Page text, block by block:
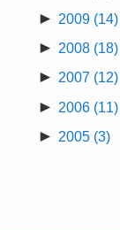
► 2009 (14)
► 2008 (18)
► 2007 (12)
► 2006 (11)
► 2005 (3)